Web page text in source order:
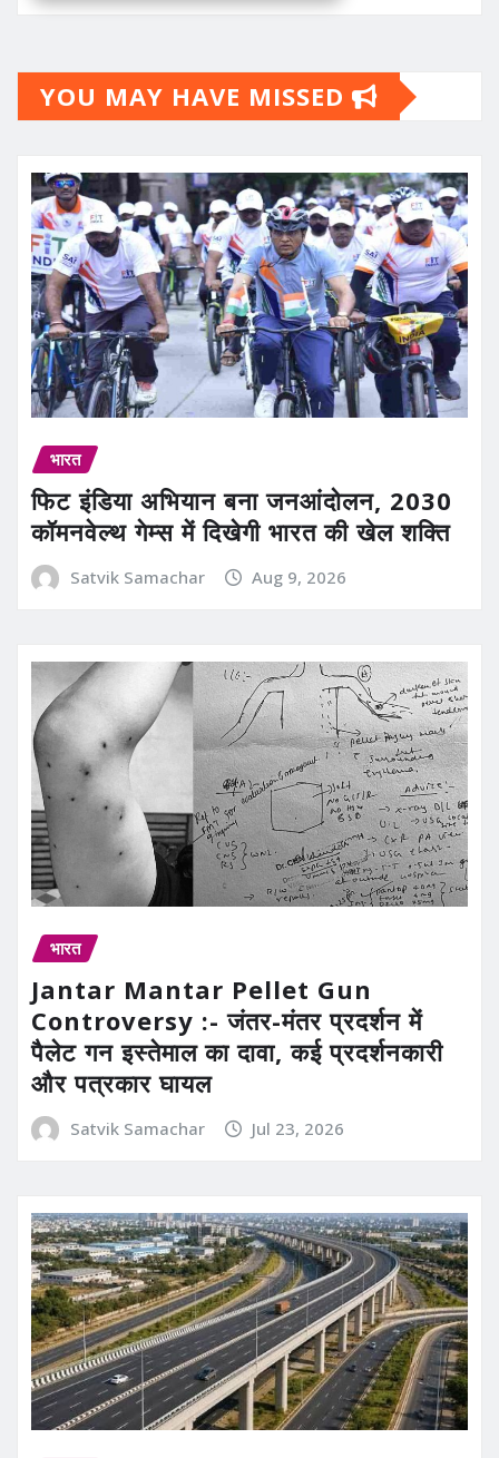
YOU MAY HAVE MISSED
भारत
फिट इंडिया अभियान बना जनआंदोलन, 2030
कॉमनवेल्थ गेम्स में दिखेगी भारत की खेल शक्ति
Satvik Samachar Aug 9, 2026
भारत
Jantar Mantar Pellet Gun
Controversy :- जंतर-मंतर प्रदर्शन में
पैलेट गन इस्तेमाल का दावा, कई प्रदर्शनकारी
और पत्रकार घायल
Satvik Samachar Jul 23, 2026